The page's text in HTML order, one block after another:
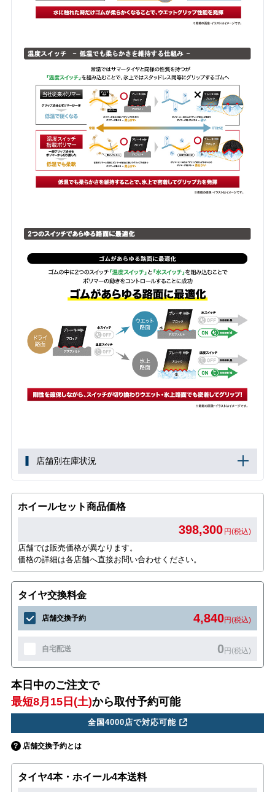
店舗別在庫状況
ホイールセット商品価格
398,300 円(税込)
店舗では販売価格が異なります。
価格の詳細は各店舗へ直接お問い合わせください。
タイヤ交換料金
店舗交換予約 4,840円(税込)
自宅配送 0円(税込)
本日中のご注文で
最短8月15日(土)から取付予約可能
全国4000店で対応可能
店舗交換予約とは
タイヤ4本・ホイール4本送料